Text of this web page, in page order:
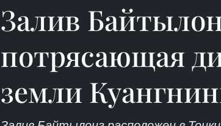
Залив
потрясающая
земли